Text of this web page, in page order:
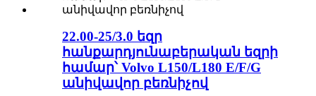
22.00-25/3.0 եզր
հանքարդյունաբերական եզրի
համար՝ Volvo L150/L180 E/F/G
անիվավոր բեռնիչով